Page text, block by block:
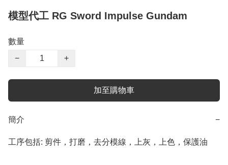
模型代工 RG Sword Impulse Gundam
數量
−
+
加至購物車
簡介 −
工序包括: 剪件，打磨，去分模線，上灰，上色，保護油